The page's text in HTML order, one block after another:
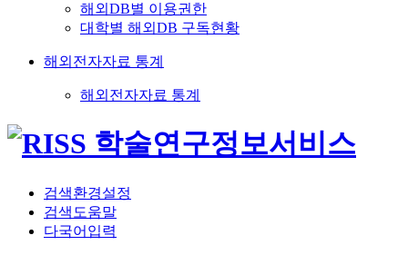
해외DB별 이용권한
대학별 해외DB 구독현황
해외전자자료 통계
해외전자자료 통계
검색환경설정
검색도움말
다국어입력